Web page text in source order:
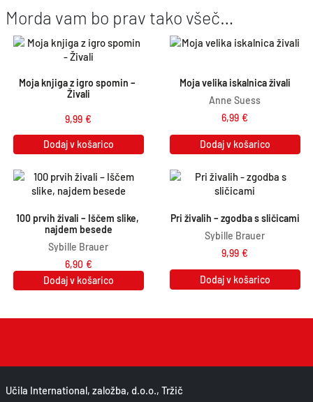
Morda vam bo prav tako všeč…
Moja knjiga z igro spomin –
Živali
9,99 €
Dodaj v košarico
Moja velika iskalnica živali
Anne Suess
6,99 €
Dodaj v košarico
100 prvih živali – Iščem slike,
najdem besede
Sybille Brauer
6,90 €
Dodaj v košarico
Pri živalih – zgodba s sličicami
Sybille Brauer
9,99 €
Dodaj v košarico
Učila International, založba, d.o.o., Tržič